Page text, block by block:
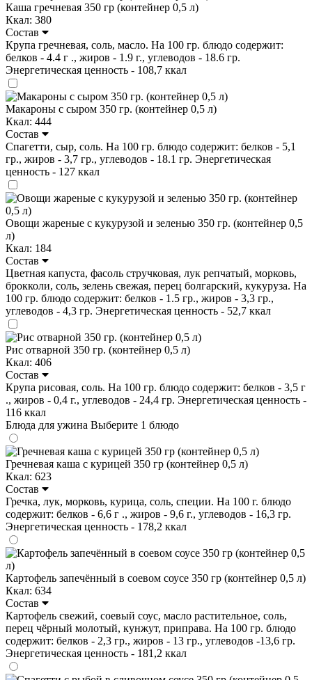
Каша гречневая 350 гр (контейнер 0,5 л)
Ккал: 380
Состав
Крупа гречневая, соль, масло. На 100 гр. блюдо содержит:
белков - 4.4 г ., жиров - 1.9 г., углеводов - 18.6 гр.
Энергетическая ценность - 108,7 ккал
Макароны с сыром 350 гр. (контейнер 0,5 л)
Ккал: 444
Состав
Спагетти, сыр, соль. На 100 гр. блюдо содержит: белков - 5,1
гр., жиров - 3,7 гр., углеводов - 18.1 гр. Энергетическая
ценность - 127 ккал
Овощи жареные с кукурузой и зеленью 350 гр. (контейнер 0,5
л)
Ккал: 184
Состав
Цветная капуста, фасоль стручковая, лук репчатый, морковь,
брокколи, соль, зелень свежая, перец болгарский, кукуруза. На
100 гр. блюдо содержит: белков - 1.5 гр., жиров - 3,3 гр.,
углеводов - 4,3 гр. Энергетическая ценность - 52,7 ккал
Рис отварной 350 гр. (контейнер 0,5 л)
Ккал: 406
Состав
Крупа рисовая, соль. На 100 гр. блюдо содержит: белков - 3,5 г
., жиров - 0,4 г., углеводов - 24,4 гр. Энергетическая ценность -
116 ккал
Блюда для ужина Выберите 1 блюдо
Гречневая каша с курицей 350 гр (контейнер 0,5 л)
Ккал: 623
Состав
Гречка, лук, морковь, курица, соль, специи. На 100 г. блюдо
содержит: белков - 6,6 г ., жиров - 9,6 г., углеводов - 16,3 гр.
Энергетическая ценность - 178,2 ккал
Картофель запечённый в соевом соусе 350 гр (контейнер 0,5 л)
Ккал: 634
Состав
Картофель свежий, соевый соус, масло растительное, соль,
перец чёрный молотый, кунжут, приправа. На 100 гр. блюдо
содержит: белков - 2,3 гр., жиров - 13 гр., углеводов -13,6 гр.
Энергетическая ценность - 181,2 ккал